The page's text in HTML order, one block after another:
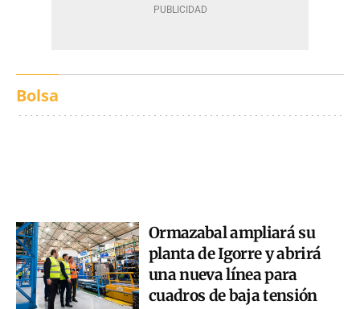
Bolsa
Ormazabal ampliará su
planta de Igorre y abrirá
una nueva línea para
cuadros de baja tensión